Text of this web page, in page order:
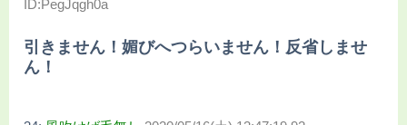
ID:PegJqgh0a
引きません！媚びへつらいません！反省しませ
ん！